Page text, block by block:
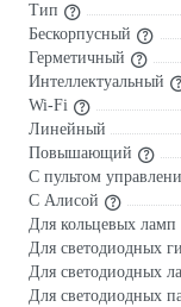
Тип
Бескорпусный
Герметичный
Интеллектуальный
Wi-Fi
Линейный
Повышающий
С пультом
С Алисой
Для кольцевых ламп
Для светодиодных
Для светодиодных
Для светодиодных